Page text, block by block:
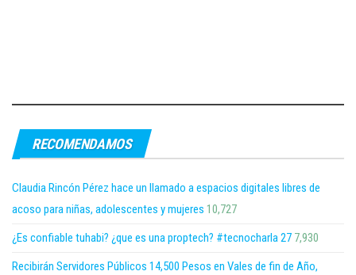
RECOMENDAMOS
Claudia Rincón Pérez hace un llamado a espacios digitales libres de
acoso para niñas, adolescentes y mujeres 10,727
¿Es confiable tuhabi? ¿que es una proptech? #tecnocharla 27 7,930
Recibirán Servidores Públicos 14,500 Pesos en Vales de fin de Año,